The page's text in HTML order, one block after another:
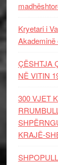
Kryetari i
Akademinë
ÇËSHTJA
NË VITIN
300 VJET
KRAJË-